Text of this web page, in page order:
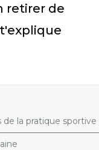
retirer de
de la pratique sportive